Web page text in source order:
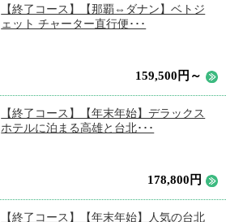
【終了コース】【那覇⇔ダナン】ベトジ
ェット チャーター直行便･･･
159,500円～
【終了コース】【年末年始】デラックス
ホテルに泊まる高雄と台北･･･
178,800円
【終了コース】【年末年始】人気の台北